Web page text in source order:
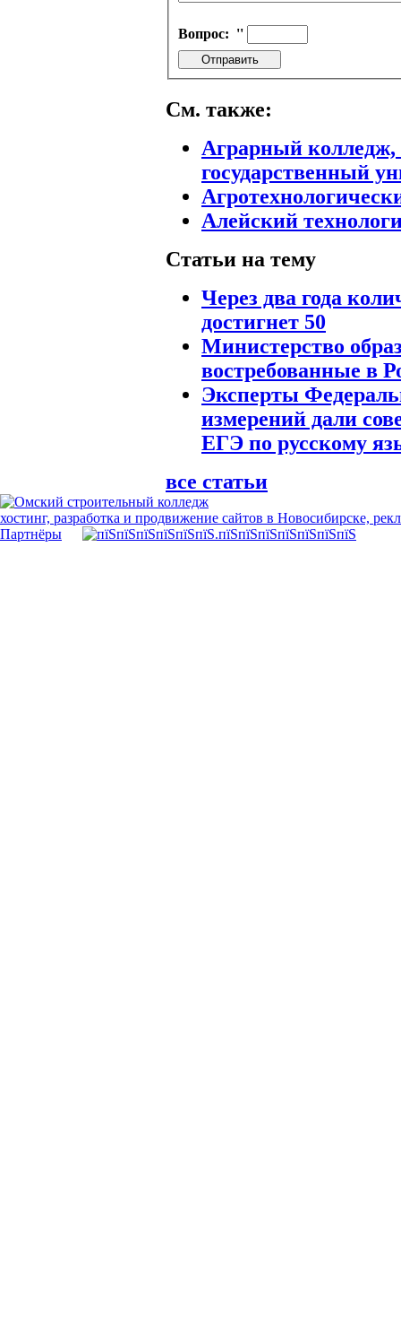
Вопрос: ''
См. также:
Аграрный
государственный
Алейский
Статьи на тему
Через два года
достигнет 50
Министерство
востребованные в
Эксперты
измерений дали
ЕГЭ по русскому
все статьи
хостинг, разработка и продвижение сайтов в Новосибирске,
Партнёры